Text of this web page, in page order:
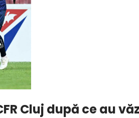
Cluj după ce au